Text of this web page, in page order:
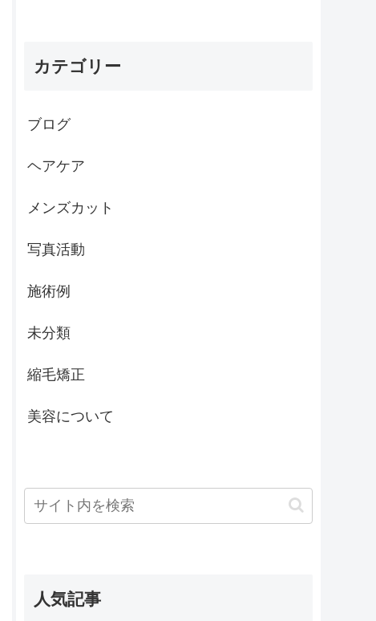
カテゴリー
ブログ
ヘアケア
メンズカット
写真活動
施術例
未分類
縮毛矯正
美容について
人気記事